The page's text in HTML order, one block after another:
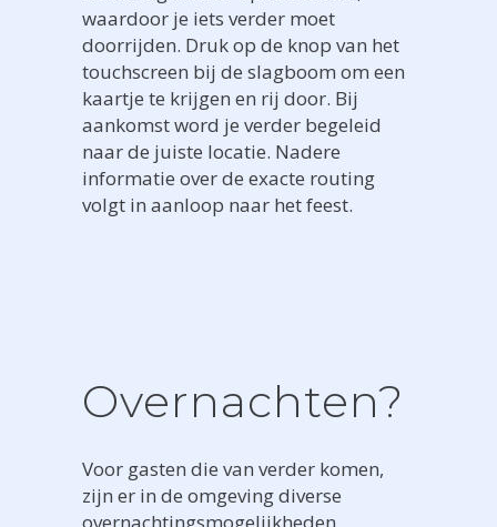
waardoor je iets verder moet
doorrijden. Druk op de knop van het
touchscreen bij de slagboom om een
kaartje te krijgen en rij door. Bij
aankomst word je verder begeleid
naar de juiste locatie. Nadere
informatie over de exacte routing
volgt in aanloop naar het feest.
Overnachten?
Voor gasten die van verder komen,
zijn er in de omgeving diverse